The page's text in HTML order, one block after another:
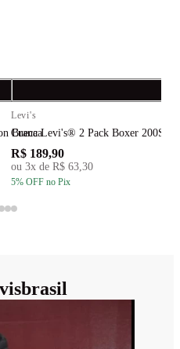
Branca
Levi's
Cueca Levi's® 2 Pack Boxer 200Sf
R$ 189,90
ou 3x de R$ 63,30
5% OFF no Pix